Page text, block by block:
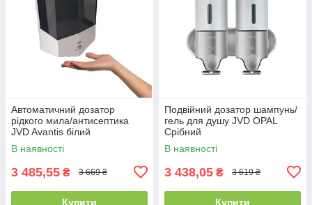
Автоматичний дозатор
рідкого мила/антисептика
JVD Avantis білий
В наявності
3 485,55 ₴ 3 669 ₴
Купити
Подвійний дозатор шампунь/
гель для душу JVD OPAL
Срібний
В наявності
3 438,05 ₴ 3 619 ₴
Купити